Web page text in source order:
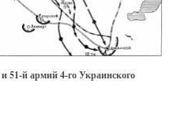
51-й армий 4-го Украинского